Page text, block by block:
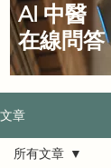
文章
所有文章
AI 中醫
​在線問答